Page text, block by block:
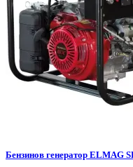
Бензинов генератор ELMAG